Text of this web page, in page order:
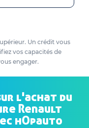
Un crédit vous
vos capacités de
engager.
l'achat du
Renault
hOpauto